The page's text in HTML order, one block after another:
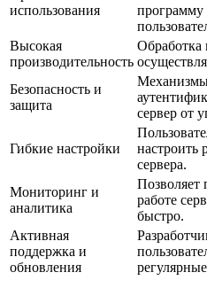
использования
программу
Высокая
производительность
Обработка
Безопасность и
защита
сервер от
Гибкие настройки
настроить
сервера.
Мониторинг и
аналитика
работе
быстро.
Активная
поддержка и
обновления